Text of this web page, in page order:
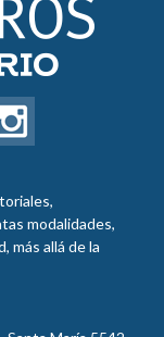
modalidades,
más allá de la